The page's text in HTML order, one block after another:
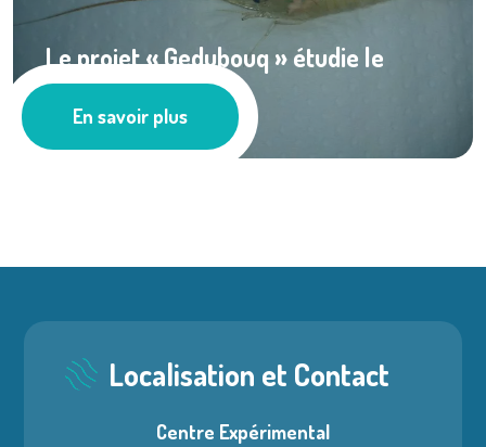
Le projet « Gedubouq » étudie le
parasitisme ...
Pêche
En savoir plus
Localisation et Contact
Centre Expérimental